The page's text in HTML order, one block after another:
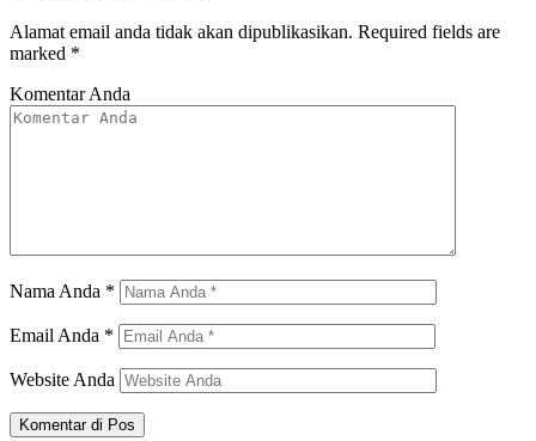
Alamat email anda tidak akan dipublikasikan. Required fields are
marked *
Komentar Anda
Nama Anda *
Email Anda *
Website Anda